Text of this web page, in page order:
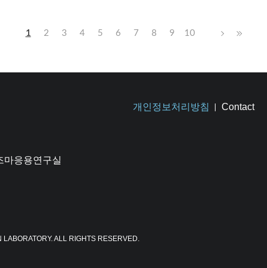
1 2 3 4 5 6 7 8 9 10
개인정보처리방침 Contact
마응용연구실
ALL RIGHTS RESERVED.